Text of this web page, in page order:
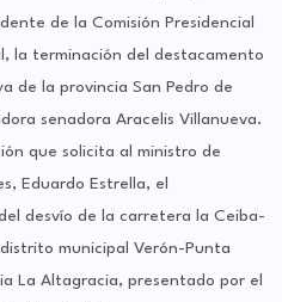
de la Comisión Presidencial
la terminación del destacamento
de la provincia San Pedro de
senadora Aracelis Villanueva.
que solicita al ministro de
Eduardo Estrella, el
desvío de la carretera la Ceiba-
municipal Verón-Punta
La Altagracia, presentado por el